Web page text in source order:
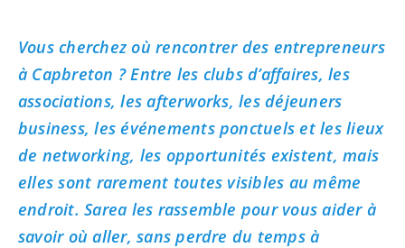
Vous cherchez où rencontrer des entrepreneurs
à Capbreton ? Entre les clubs d’affaires, les
associations, les afterworks, les déjeuners
business, les événements ponctuels et les lieux
de networking, les opportunités existent, mais
elles sont rarement toutes visibles au même
endroit. Sarea les rassemble pour vous aider à
savoir où aller, sans perdre du temps à